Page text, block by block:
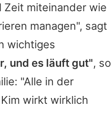
Zeit miteinander wie
managen", sagt
wichtiges
und es läuft gut", so
"Alle in der
Kim wirkt wirklich